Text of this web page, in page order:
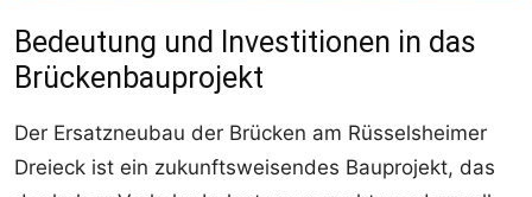
Bedeutung und Investitionen in das
Brückenbauprojekt
Der Ersatzneubau der Brücken am Rüsselsheimer
Dreieck ist ein zukunftsweisendes Bauprojekt, das